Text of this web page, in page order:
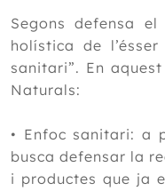
Segons defensa
holística de
sanitari”. En
Naturals:
• Enfoc sanitari: a
busca defensar la
i productes que ja